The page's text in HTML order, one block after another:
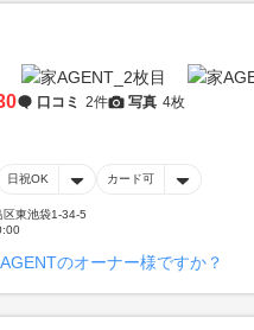
口コミ 2件 写真 4枚
日祝OK カード可
東池袋1‐34-5
のオーナー様ですか？